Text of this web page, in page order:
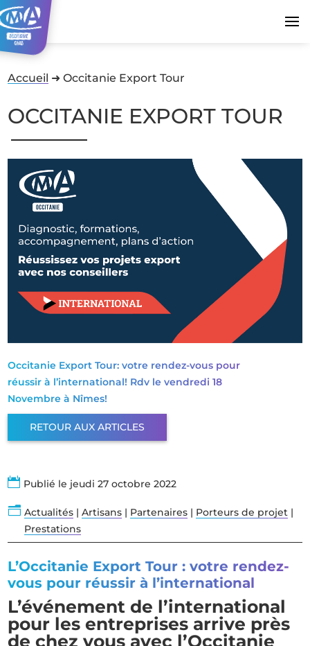
Accueil ➜Occitanie Export Tour
OCCITANIE EXPORT TOUR
Occitanie Export Tour: votre rendez-vous pour
réussir à l’international! Rdv le vendredi 18
Novembre à Nîmes!
RETOUR AUX ARTICLES
 Publié le jeudi 27 octobre 2022
n Actualités| Artisans| Partenaires| Porteurs de projet|
Prestations
L’Occitanie Export Tour : votre rendez-
vous pour réussir à l’international
L’événement de l’international
pour les entreprises arrive près
de chez vous avec l’Occitanie